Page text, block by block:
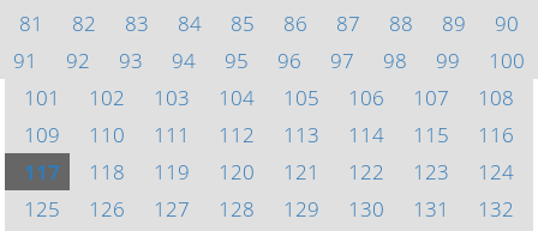
81
82 83 84 85 86 87 88 89
90
91
92 93 94 95 96 97 98 99
100
101
102 103 104 105 106 107
108
109
110 111 112 113 114 115
116
117
118 119 120 121 122 123
124
125
126 127 128 129 130 131
132